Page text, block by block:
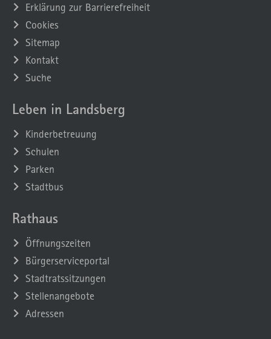
Erklärung zur Barrierefreiheit
Cookies
Sitemap
Kontakt
Suche
Leben in Landsberg
Kinderbetreuung
Schulen
Parken
Stadtbus
Rathaus
Öffnungszeiten
Bürgerserviceportal
Stadtratssitzungen
Stellenangebote
Adressen